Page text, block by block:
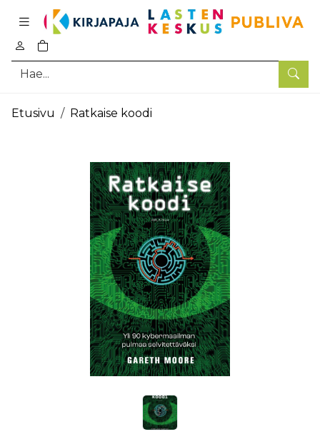
Hae
0
tuotetta ostoskorissa
Pääsisältö
Etusivu Ratkaise koodi